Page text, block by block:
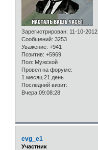
Зарегистрирован: 11-10-2012
Сообщений: 3253
Уважение: +941
Позитив: +5969
Пол: Мужской
Провел на форуме:
1 месяц 21 день
Последний визит:
Вчера 09:08:28
evg_e1
Участник